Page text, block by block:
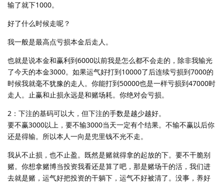
输了就下1000。
好了什么时候走呢？
我一般是最高点亏损本金后走人。
也就是说本金和赢利到6000以前我是怎么都不会走的，除非我输光
了今天的本金3000。如果运气好打到10000了后连续亏损到7000的
时候我就毫不犹豫的走人。你能打到50000也是一样亏损到47000时
走人。止赢和止损永远是和赌场耗。你绝对会亏损。
2：下注的基码可以大，但下注的手数是越少越好。
要不赢3000以上，要不输3000当天一定有个结果。不输不赢以后你
还是得输。所以本人一向是兜里钱不光不走。
我从不止损，也不止盈。既然是赌就得拿的起放的下。要不干脆别
赌。你想拿赌博当投资我看还是算了吧，那是赌场干的活，我们进
去就是赌，运气好把投资的干躺下，运气不好被清了。没事，养好